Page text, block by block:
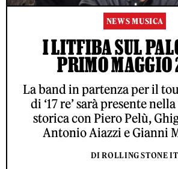
NEWS MUSICA
I LITFIBA SUL
PRIMO
La band in partenza per il
di ‘17 re’ sarà presente
storica con Piero Pelù,
Antonio Aiazzi e Gianni
DI ROLLING STONE IT